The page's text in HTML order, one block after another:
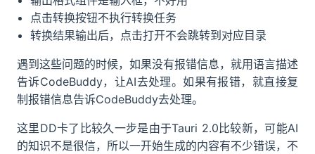
点击转换按钮不执行转换任务
转换结果输出后，点击打开不会跳转到对应目录
遇到这些问题的时候，如果没有报错信息，就用语言描述
告诉CodeBuddy，让AI去处理。如果有报错，就直接复
制报错信息告诉CodeBuddy去处理。
这里DD卡了比较久一步是由于Tauri 2.0比较新，可能AI
的知识不是很信，所以一开始生成的内容有不少错误，不